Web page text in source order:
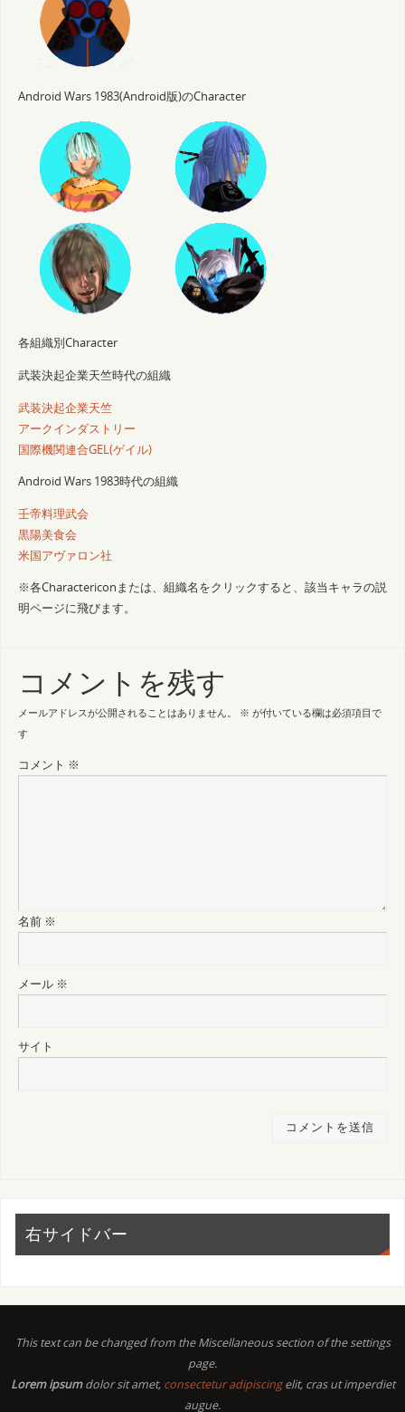
Android Wars 1983(Android版)のCharacter
各組織別Character
武装決起企業天竺時代の組織
武装決起企業天竺
アークインダストリー
国際機関連合GEL(ゲイル)
Android Wars 1983時代の組織
壬帝料理武会
黒陽美食会
米国アヴァロン社
※各Charactericonまたは、組織名をクリックすると、該当キャラの説
明ページに飛びます。
コメントを残す
メールアドレスが公開されることはありません。 ※ が付いている欄は必須項目で
す
コメント ※
名前 ※
メール ※
サイト
右サイドバー
This text can be changed from the Miscellaneous section of the settings
page.
Lorem ipsumdolor sit amet, consectetur adipiscingelit, cras ut imperdiet
augue.